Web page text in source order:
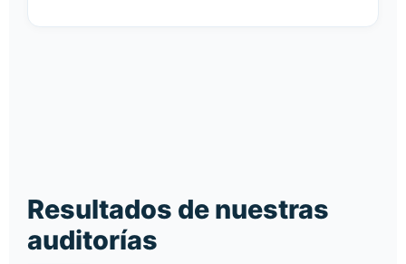
Resultados de nuestras
auditorías